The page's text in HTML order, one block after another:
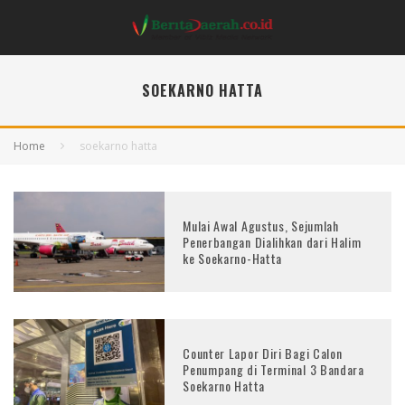
SOEKARNO HATTA
Home soekarno hatta
Mulai Awal Agustus, Sejumlah
Penerbangan Dialihkan dari Halim
ke Soekarno-Hatta
Counter Lapor Diri Bagi Calon
Penumpang di Terminal 3 Bandara
Soekarno Hatta